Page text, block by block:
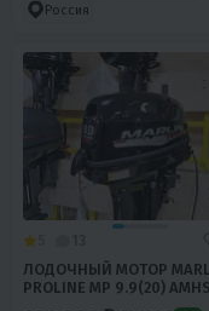
Россия
ЛОДОЧНЫЙ МОТОР
PROLINE MP 9.9(20) AMHS